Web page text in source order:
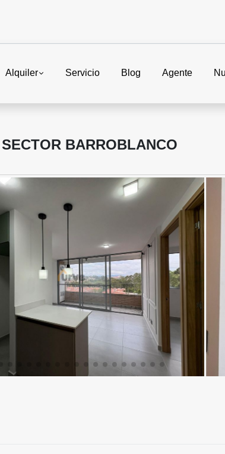
Alquiler Servicio Blog Agente
BARROBLANCO